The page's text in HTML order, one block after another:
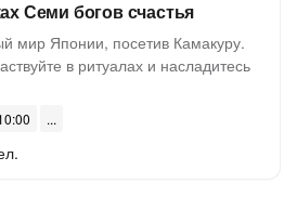
Семи богов счастья
мир Японии, посетив Камакуру.
в ритуалах и насладитесь